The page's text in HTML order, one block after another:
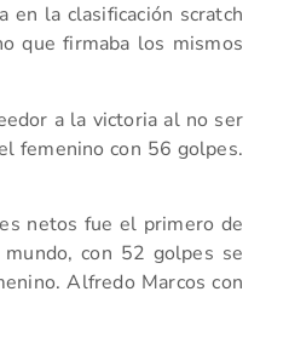
en la clasificación scratch
que firmaba los mismos
a la victoria al no ser
femenino con 56 golpes.
netos fue el primero de
con 52 golpes se
Alfredo Marcos con